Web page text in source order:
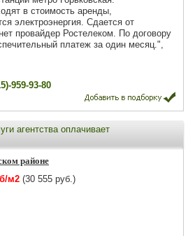
в стоимость аренды,
электроэнергия. Сдается от
провайдер Ростелеком. По договору
платеж за один месяц.",
959-93-80
агентства оплачивает
районе
м2 (30 555 руб.)